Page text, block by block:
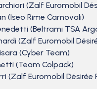
(Zalf Euromobil
(Iseo Rime Carnovali)
(Beltrami TSA
(Zalf Euromobil
(Cyber Team)
(Team Colpack)
(Zalf Euromobil Désirée